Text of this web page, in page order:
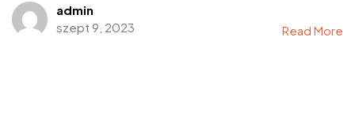
admin
szept 9, 2023
Read More